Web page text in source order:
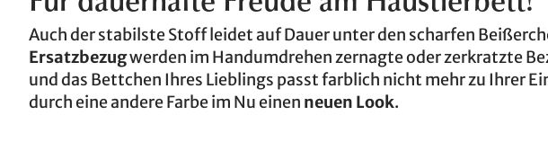
Auch der stabilste Stoff leidet auf Dauer unter den scharfen
Ersatzbezugwerden im Handumdrehen zernagte oder zerkratzte
und das Bettchen Ihres Lieblings passt farblich nicht mehr zu Ihrer
durch eine andere Farbe im Nu einen neuen Look.